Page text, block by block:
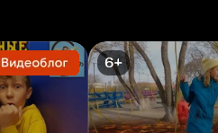
6+